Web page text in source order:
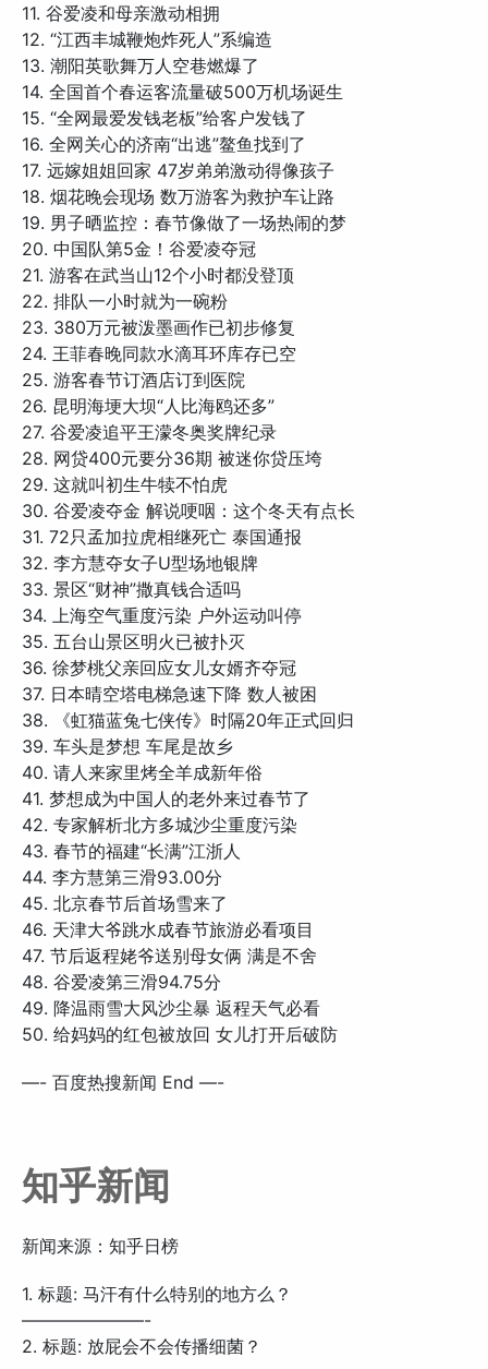
11. 谷爱凌和母亲激动相拥
12. “江西丰城鞭炮炸死人”系编造
13. 潮阳英歌舞万人空巷燃爆了
14. 全国首个春运客流量破500万机场诞生
15. “全网最爱发钱老板”给客户发钱了
16. 全网关心的济南“出逃”鳌鱼找到了
17. 远嫁姐姐回家 47岁弟弟激动得像孩子
18. 烟花晚会现场 数万游客为救护车让路
19. 男子晒监控：春节像做了一场热闹的梦
20. 中国队第5金！谷爱凌夺冠
21. 游客在武当山12个小时都没登顶
22. 排队一小时就为一碗粉
23. 380万元被泼墨画作已初步修复
24. 王菲春晚同款水滴耳环库存已空
25. 游客春节订酒店订到医院
26. 昆明海埂大坝“人比海鸥还多”
27. 谷爱凌追平王濛冬奥奖牌纪录
28. 网贷400元要分36期 被迷你贷压垮
29. 这就叫初生牛犊不怕虎
30. 谷爱凌夺金 解说哽咽：这个冬天有点长
31. 72只孟加拉虎相继死亡 泰国通报
32. 李方慧夺女子U型场地银牌
33. 景区“财神”撒真钱合适吗
34. 上海空气重度污染 户外运动叫停
35. 五台山景区明火已被扑灭
36. 徐梦桃父亲回应女儿女婿齐夺冠
37. 日本晴空塔电梯急速下降 数人被困
38. 《虹猫蓝兔七侠传》时隔20年正式回归
39. 车头是梦想 车尾是故乡
40. 请人来家里烤全羊成新年俗
41. 梦想成为中国人的老外来过春节了
42. 专家解析北方多城沙尘重度污染
43. 春节的福建“长满”江浙人
44. 李方慧第三滑93.00分
45. 北京春节后首场雪来了
46. 天津大爷跳水成春节旅游必看项目
47. 节后返程姥爷送别母女俩 满是不舍
48. 谷爱凌第三滑94.75分
49. 降温雨雪大风沙尘暴 返程天气必看
50. 给妈妈的红包被放回 女儿打开后破防
—- 百度热搜新闻 End —-
知乎新闻
新闻来源：知乎日榜
1. 标题: 马汗有什么特别的地方么？
———————-
2. 标题: 放屁会不会传播细菌？